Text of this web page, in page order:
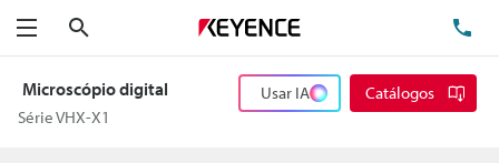
Menu
Microscópio digital
Série VHX-X1
Usar IA Catálogos